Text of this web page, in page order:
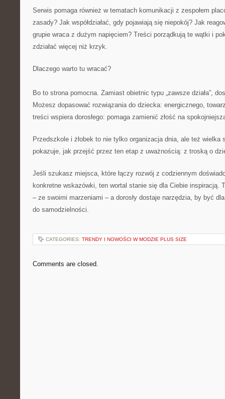
Serwis pomaga również w tematach komunikacji z zespołem
zasady? Jak współdziałać, gdy pojawiają się niepokój? Jak
grupie wraca z dużym napięciem? Treści porządkują te wątki i
zdziałać więcej niż krzyk.
Dlaczego warto tu wracać?
Bo to strona pomocna. Zamiast obietnic typu „zawsze działa”,
Możesz dopasować rozwiązania do dziecka: energicznego,
treści wspiera dorosłego: pomaga zamienić złość na
Przedszkole i żłobek to nie tylko organizacja dnia, ale też wielka
pokazuje, jak przejść przez ten etap z uważnością: z troską o
Jeśli szukasz miejsca, które łączy rozwój z codziennym
konkretne wskazówki, ten wortal stanie się dla Ciebie inspiracją.
– ze swoimi marzeniami – a dorosły dostaje narzędzia, by być
do samodzielności.
CATEGORIES: TRENDY I NOWOŚCI W MODZIE PLUS SIZE
Comments are closed.